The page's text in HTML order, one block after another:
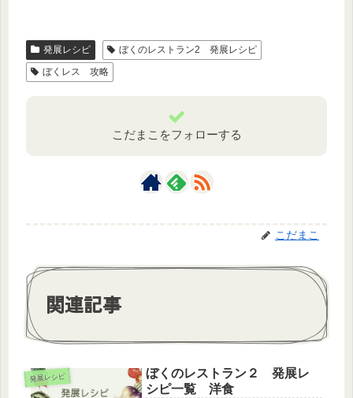
発展レシピ
ぼくのレストラン2 発展レシピ
ぼくレス 攻略
こだまこをフォローする
こだまこ
関連記事
発展レシピ
ぼくのレストラン２ 発展レ
シピ一覧 洋食